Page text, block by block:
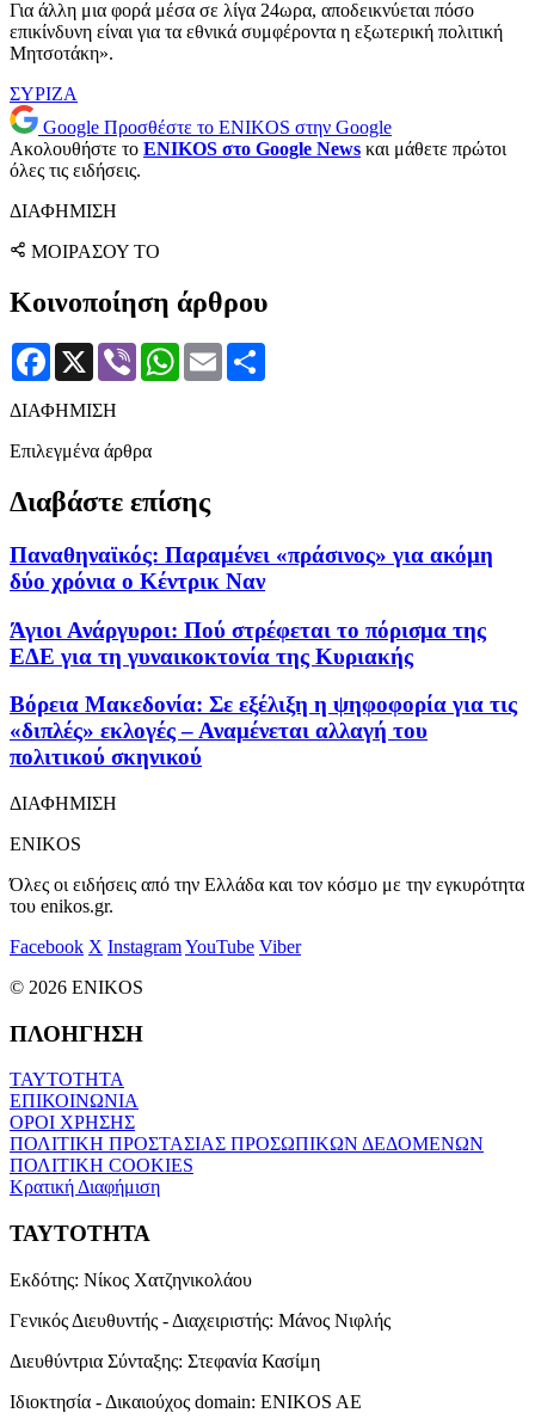
Για άλλη μια φορά μέσα σε λίγα 24ωρα, αποδεικνύεται πόσο
επικίνδυνη είναι για τα εθνικά συμφέροντα η εξωτερική πολιτική
Μητσοτάκη».
ΣΥΡΙΖΑ
Google Προσθέστε το ENIKOS στην Google
Ακολουθήστε το ENIKOS στο Google News και μάθετε πρώτοι
όλες τις ειδήσεις.
ΔΙΑΦΗΜΙΣΗ
ΜΟΙΡΑΣΟΥ ΤΟ
Κοινοποίηση άρθρου
Facebook
X Viber WhatsApp
Email
ΔΙΑΦΗΜΙΣΗ
Επιλεγμένα άρθρα
Διαβάστε επίσης
Παναθηναϊκός: Παραμένει «πράσινος» για ακόμη
δύο χρόνια ο Κέντρικ Ναν
Άγιοι Ανάργυροι: Πού στρέφεται το πόρισμα της
ΕΔΕ για τη γυναικοκτονία της Κυριακής
Βόρεια Μακεδονία: Σε εξέλιξη η ψηφοφορία για τις
«διπλές» εκλογές – Αναμένεται αλλαγή του
πολιτικού σκηνικού
ΔΙΑΦΗΜΙΣΗ
ENIKOS
Όλες οι ειδήσεις από την Ελλάδα και τον κόσμο με την εγκυρότητα
του enikos.gr.
Facebook X InstagramYouTube Viber
© 2026 ENIKOS
ΠΛΟΗΓΗΣΗ
ΤΑΥΤΟΤΗΤΑ
ΕΠΙΚΟΙΝΩΝΙΑ
ΟΡΟΙ ΧΡΗΣΗΣ
ΠΟΛΙΤΙΚΗ ΠΡΟΣΤΑΣΙΑΣ ΠΡΟΣΩΠΙΚΩΝ ΔΕΔΟΜΕΝΩΝ
ΠΟΛΙΤΙΚΗ COOKIES
Κρατική Διαφήμιση
ΤΑΥΤΟΤΗΤΑ
Εκδότης: Νίκος Χατζηνικολάου
Γενικός Διευθυντής - Διαχειριστής: Μάνος Νιφλής
Διευθύντρια Σύνταξης: Στεφανία Κασίμη
Ιδιοκτησία - Δικαιούχος domain: ENIKOS AE